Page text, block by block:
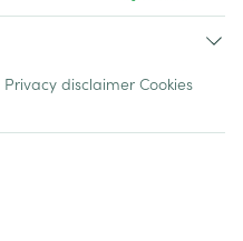
Privacy disclaimer Cookies